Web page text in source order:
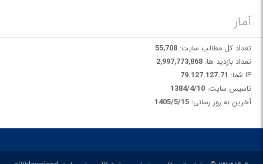
آمار
تعداد کل مطالب سایت: 55,708
تعداد بازدید ها: 2,997,773,868
IP شما:
79.127.127.71
تاسیس سایت: 1384/4/10
آخرین به روز رسانی: 1405/5/15